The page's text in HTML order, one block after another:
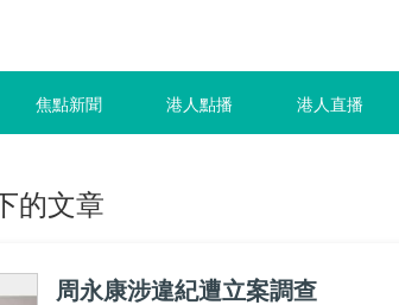
焦點新聞 港人點播 港人直播
的文章
周永康涉違紀遭立案調查